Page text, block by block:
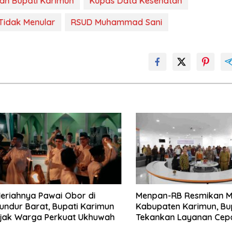
Menular RSUD Muhammad Sani
Pawai Obor di
Barat, Bupati Karimun
Warga Perkuat Ukhuwah
Menpan-RB Resmikan
Kabupaten Karimun,
Tekankan Layanan